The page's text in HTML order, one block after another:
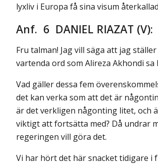
lyxliv i Europa få sina visum
Anf. 6 DANIEL RIAZAT (V):
Fru talman! Jag vill säga att jag
vartenda ord som Alireza Akhondi sa
Vad gäller dessa fem
det kan verka som att det är
är det verkligen någonting litet, och
viktigt att fortsätta med? Då undrar
regeringen vill göra det.
Vi har hört det här snacket tidigare i